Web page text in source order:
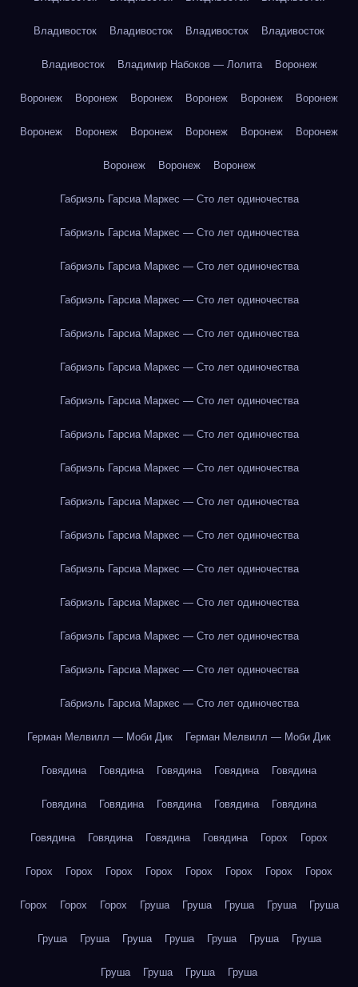
Владивосток Владивосток Владивосток Владивосток
Владивосток Владимир Набоков — Лолита Воронеж
Воронеж Воронеж Воронеж Воронеж Воронеж Воронеж
Воронеж Воронеж Воронеж Воронеж Воронеж Воронеж
Воронеж Воронеж Воронеж
Габриэль Гарсиа Маркес — Сто лет одиночества
Габриэль Гарсиа Маркес — Сто лет одиночества
Габриэль Гарсиа Маркес — Сто лет одиночества
Габриэль Гарсиа Маркес — Сто лет одиночества
Габриэль Гарсиа Маркес — Сто лет одиночества
Габриэль Гарсиа Маркес — Сто лет одиночества
Габриэль Гарсиа Маркес — Сто лет одиночества
Габриэль Гарсиа Маркес — Сто лет одиночества
Габриэль Гарсиа Маркес — Сто лет одиночества
Габриэль Гарсиа Маркес — Сто лет одиночества
Габриэль Гарсиа Маркес — Сто лет одиночества
Габриэль Гарсиа Маркес — Сто лет одиночества
Габриэль Гарсиа Маркес — Сто лет одиночества
Габриэль Гарсиа Маркес — Сто лет одиночества
Габриэль Гарсиа Маркес — Сто лет одиночества
Габриэль Гарсиа Маркес — Сто лет одиночества
Герман Мелвилл — Моби Дик Герман Мелвилл — Моби Дик
Говядина Говядина Говядина Говядина Говядина
Говядина Говядина Говядина Говядина Говядина
Говядина Говядина Говядина Говядина Горох Горох
Горох Горох Горох Горох Горох Горох Горох Горох
Горох Горох Горох Груша Груша Груша Груша Груша
Груша Груша Груша Груша Груша Груша Груша
Груша Груша Груша Груша